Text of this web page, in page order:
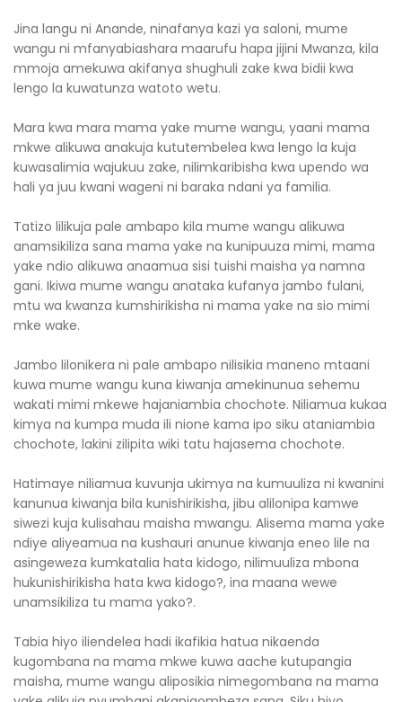
Jina langu ni Anande, ninafanya kazi ya saloni, mume
wangu ni mfanyabiashara maarufu hapa jijini Mwanza, kila
mmoja amekuwa akifanya shughuli zake kwa bidii kwa
lengo la kuwatunza watoto wetu.
Mara kwa mara mama yake mume wangu, yaani mama
mkwe alikuwa anakuja kututembelea kwa lengo la kuja
kuwasalimia wajukuu zake, nilimkaribisha kwa upendo wa
hali ya juu kwani wageni ni baraka ndani ya familia.
Tatizo lilikuja pale ambapo kila mume wangu alikuwa
anamsikiliza sana mama yake na kunipuuza mimi, mama
yake ndio alikuwa anaamua sisi tuishi maisha ya namna
gani. Ikiwa mume wangu anataka kufanya jambo fulani,
mtu wa kwanza kumshirikisha ni mama yake na sio mimi
mke wake.
Jambo lilonikera ni pale ambapo nilisikia maneno mtaani
kuwa mume wangu kuna kiwanja amekinunua sehemu
wakati mimi mkewe hajaniambia chochote. Niliamua kukaa
kimya na kumpa muda ili nione kama ipo siku ataniambia
chochote, lakini zilipita wiki tatu hajasema chochote.
Hatimaye niliamua kuvunja ukimya na kumuuliza ni kwanini
kanunua kiwanja bila kunishirikisha, jibu alilonipa kamwe
siwezi kuja kulisahau maisha mwangu. Alisema mama yake
ndiye aliyeamua na kushauri anunue kiwanja eneo lile na
asingeweza kumkatalia hata kidogo, nilimuuliza mbona
hukunishirikisha hata kwa kidogo?, ina maana wewe
unamsikiliza tu mama yako?.
Tabia hiyo iliendelea hadi ikafikia hatua nikaenda
kugombana na mama mkwe kuwa aache kutupangia
maisha, mume wangu aliposikia nimegombana na mama